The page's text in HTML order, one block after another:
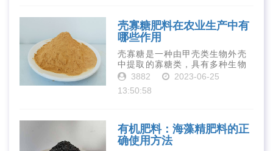
壳寡糖肥料在农业生产中有
哪些作用
壳寡糖是一种由甲壳类生物外壳
中提取的寡糖类，具有多种生物
活性和营养价值。在农业生产
是作为一种新型的有机肥料，壳
3882
2023-06-25
13:50:58
有机肥料：海藻精肥料的正
确使用方法